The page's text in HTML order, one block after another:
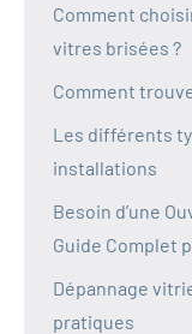
Comment
vitres brisées ?
Comment
Les différents
installations
Besoin d’une
Guide Complet
Dépannage
pratiques